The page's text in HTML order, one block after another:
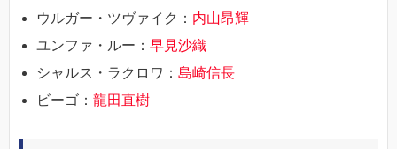
ウルガー・ツヴァイク： 内山昂輝
ユンファ・ルー： 早見沙織
シャルス・ラクロワ： 島崎信長
ビーゴ： 龍田直樹